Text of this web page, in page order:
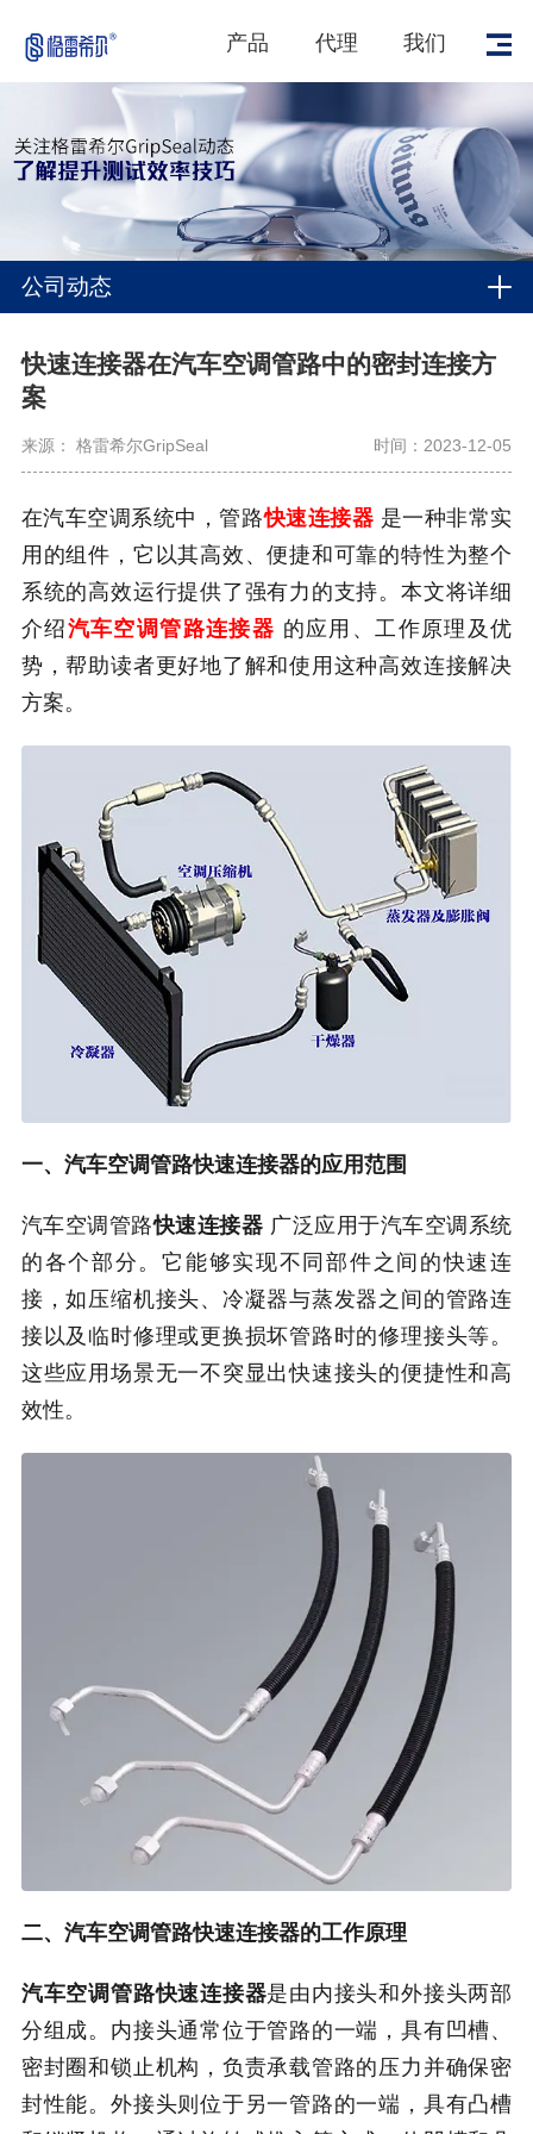
产品 代理 我们
公司动态
快速连接器在汽车空调管路中的密封连接方
案
来源： 格雷希尔GripSeal 时间：2023-12-05
在汽车空调系统中，管路快速连接器 是一种非常实
用的组件，它以其高效、便捷和可靠的特性为整个
系统的高效运行提供了强有力的支持。本文将详细
介绍汽车空调管路连接器 的应用、工作原理及优
势，帮助读者更好地了解和使用这种高效连接解决
方案。
一、汽车空调管路快速连接器的应用范围
汽车空调管路快速连接器 广泛应用于汽车空调系统
的各个部分。它能够实现不同部件之间的快速连
接，如压缩机接头、冷凝器与蒸发器之间的管路连
接以及临时修理或更换损坏管路时的修理接头等。
这些应用场景无一不突显出快速接头的便捷性和高
效性。
二、汽车空调管路快速连接器的工作原理
汽车空调管路快速连接器是由内接头和外接头两部
分组成。内接头通常位于管路的一端，具有凹槽、
密封圈和锁止机构，负责承载管路的压力并确保密
封性能。外接头则位于另一管路的一端，具有凸槽